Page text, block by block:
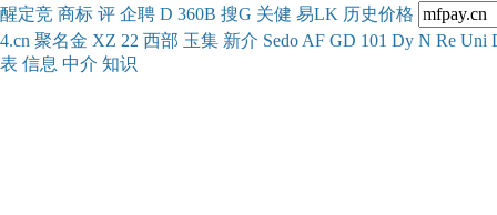
醒定竞 商标 评 企聘 D 360B 搜G 关健 易LK 历史价格
4.cn 聚名金 XZ 22 西部 玉集 新介 Sedo AF GD 101 Dy N Re Uni
表 信息 中介 知识